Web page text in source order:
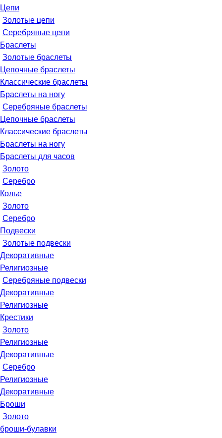
Цепи
Золотые цепи
Серебряные цепи
Браслеты
Золотые браслеты
Цепочные браслеты
Классические браслеты
Браслеты на ногу
Серебряные браслеты
Цепочные браслеты
Классические браслеты
Браслеты на ногу
Браслеты для часов
Золото
Серебро
Колье
Золото
Серебро
Подвески
Золотые подвески
Декоративные
Религиозные
Серебряные подвески
Декоративные
Религиозные
Крестики
Золото
Религиозные
Декоративные
Серебро
Религиозные
Декоративные
Броши
Золото
броши-булавки